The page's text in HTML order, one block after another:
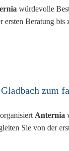
würdevolle
ersten Beratung
zum
organisiert Anternia
Sie von der